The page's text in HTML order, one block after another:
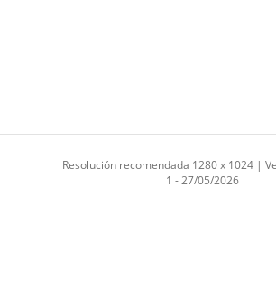
Resolución recomendada 1280 x 1024 |
1 - 27/05/2026